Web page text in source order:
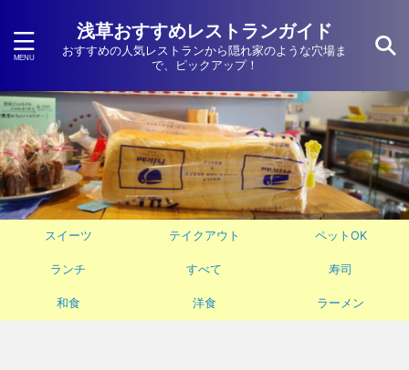
浅草おすすめレストランガイド
おすすめの人気レストランから隠れ家のような穴場ま
で、ピックアップ！
スイーツ テイクアウト ペットOK
ランチ すべて 寿司
和食 洋食 ラーメン